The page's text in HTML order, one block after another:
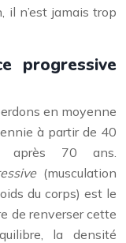
il n’est jamais trop
progressive
en moyenne
à partir de 40
après 70 ans.
(musculation
du corps) est le
de renverser cette
la densité